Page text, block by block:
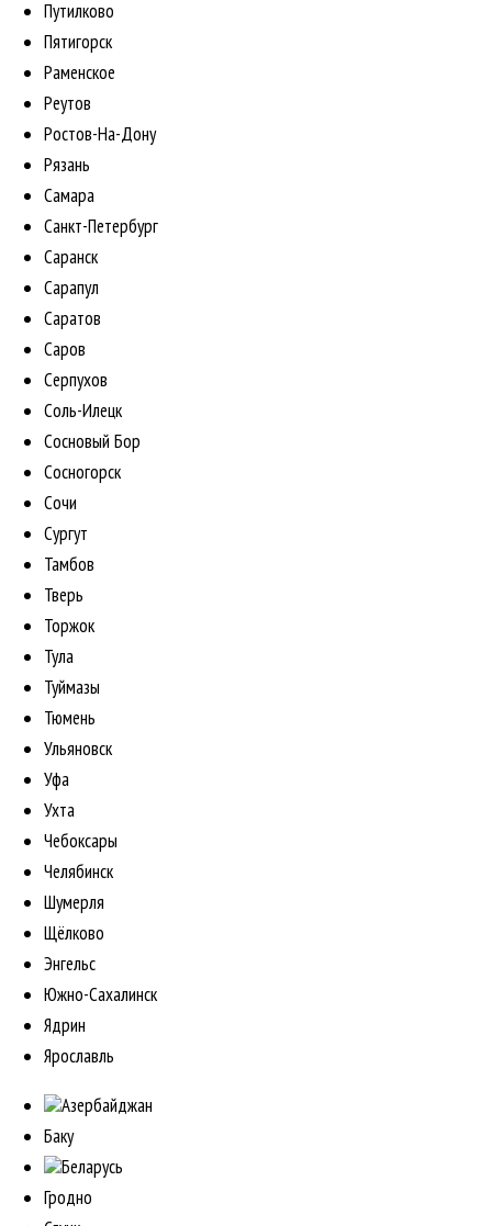
Путилково
Пятигорск
Раменское
Реутов
Ростов-На-Дону
Рязань
Самара
Санкт-Петербург
Саранск
Сарапул
Саратов
Саров
Серпухов
Соль-Илецк
Сосновый Бор
Сосногорск
Сочи
Сургут
Тамбов
Тверь
Торжок
Тула
Туймазы
Тюмень
Ульяновск
Уфа
Ухта
Чебоксары
Челябинск
Шумерля
Щёлково
Энгельс
Южно-Сахалинск
Ядрин
Ярославль
Азербайджан
Баку
Беларусь
Гродно